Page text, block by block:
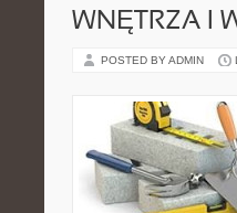
WNĘTRZA I
POSTED BY ADMIN